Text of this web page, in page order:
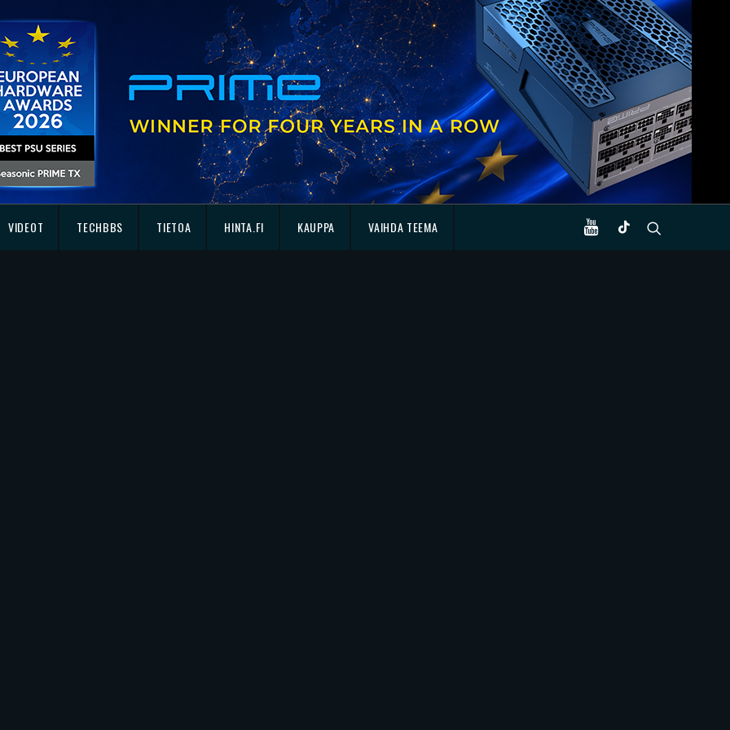
VIDEOT TECHBBS TIETOA HINTA.FI KAUPPA VAIHDA TEEMA